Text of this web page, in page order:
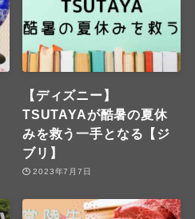
【ディズニー】
TSUTAYAが酷暑の夏休
みを救う一手となる【ジ
ブリ】
2023年7月7日